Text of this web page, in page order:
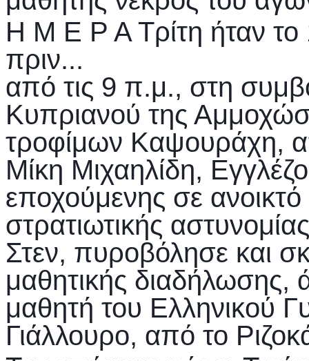
Η Μ Ε Ρ Α Τρίτη ήταν
πριν...
από τις 9 π.μ., στη
Κυπριανού της
τροφίμων Καψουράχη,
Μίκη Μιχαηλίδη,
εποχούμενης σε
στρατιωτικής
Στεν, πυροβόλησε και
μαθητικής διαδήλωσης,
μαθητή του Ελληνικού
Γιάλλουρο, από το